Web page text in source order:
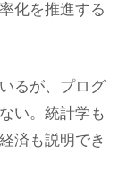
化を推進する
るが、プログ
い。統計学も
済も説明でき